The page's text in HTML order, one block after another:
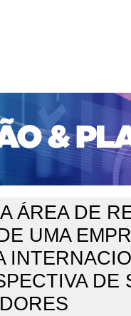
CADASTRO
SUBMISSÕES
TUTORIAL PARA
ÁREA DE
UMA
DE